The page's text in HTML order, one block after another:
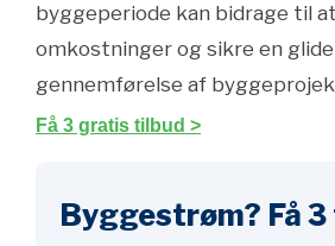
byggeperiode kan bidrage til
omkostninger og sikre en
gennemførelse af
Få 3 gratis tilbud >
Byggestrøm? Få